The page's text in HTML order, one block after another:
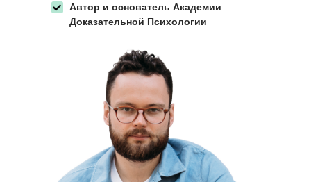
Автор и основатель Академии
Доказательной Психологии